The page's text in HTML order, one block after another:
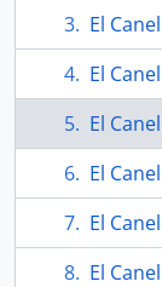
El Canelo, por
El Canelo, por
El Canelo, por
El Canelo, por
El Canelo, por
El Canelo, por